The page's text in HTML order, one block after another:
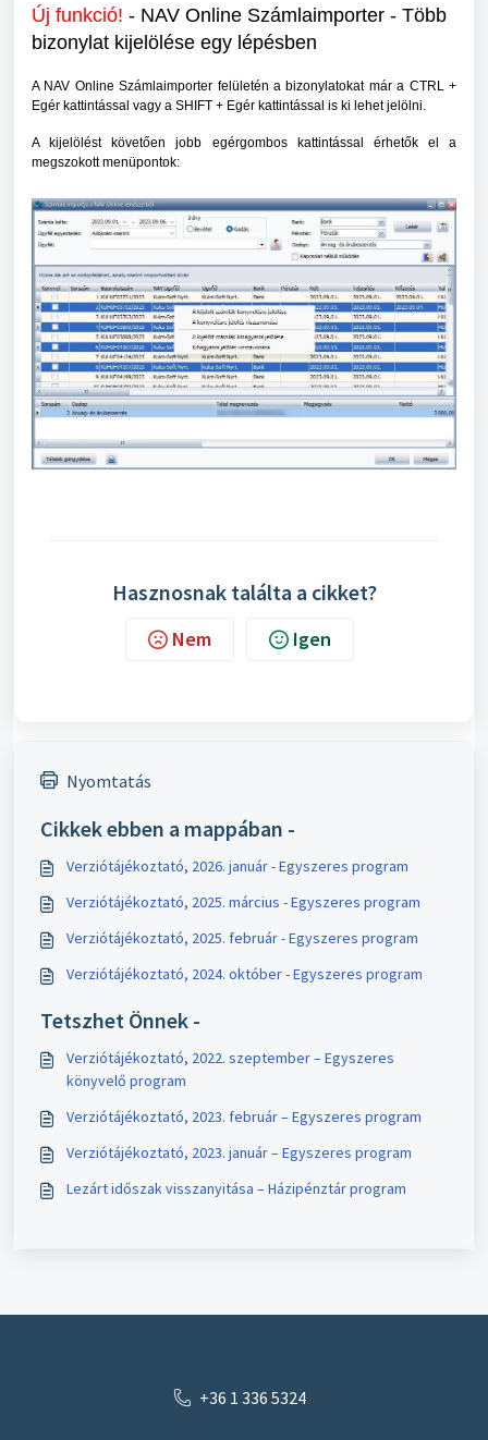
Új funkció! - NAV Online Számlaimporter - Több
bizonylat kijelölése egy lépésben
A NAV Online Számlaimporter felületén a bizonylatokat már a CTRL +
Egér kattintással vagy a SHIFT + Egér kattintással is ki lehet jelölni.
A kijelölést követően jobb egérgombos kattintással érhetők el a
megszokott menüpontok:
Hasznosnak találta a cikket?
Nem Igen
Nyomtatás
Cikkek ebben a mappában -
Verziótájékoztató, 2026. január - Egyszeres program
Verziótájékoztató, 2025. március - Egyszeres program
Verziótájékoztató, 2025. február - Egyszeres program
Verziótájékoztató, 2024. október - Egyszeres program
Tetszhet Önnek -
Verziótájékoztató, 2022. szeptember – Egyszeres
könyvelő program
Verziótájékoztató, 2023. február – Egyszeres program
Verziótájékoztató, 2023. január – Egyszeres program
Lezárt időszak visszanyitása – Házipénztár program
+36 1 336 5324